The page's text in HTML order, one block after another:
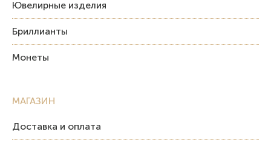
Ювелирные изделия
Бриллианты
Монеты
МАГАЗИН
Доставка и оплата